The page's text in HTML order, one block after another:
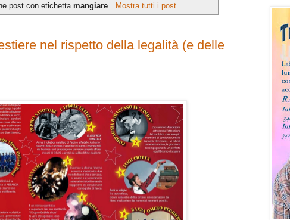
post con etichetta mangiare. Mostra tutti i post
nel rispetto della legalità (e delle